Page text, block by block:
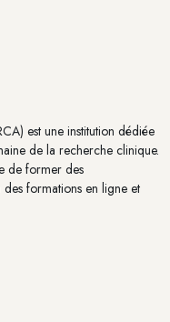
est une institution dédiée
de la recherche clinique.
de former des
formations en ligne et